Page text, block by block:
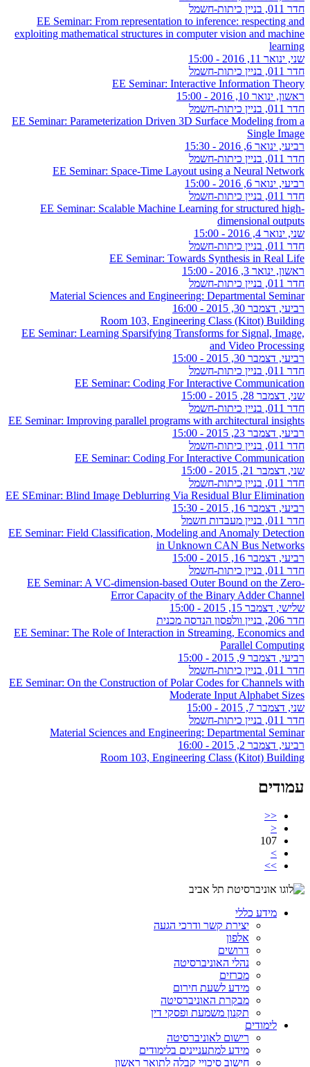
חדר 011, בניין כיתות-חשמל
EE Seminar: From representation to inference: respecting and
exploiting mathematical structures in computer vision and machine
learning
שני, ינואר 11, 2016 - 15:00
חדר 011, בניין כיתות-חשמל
EE Seminar: Interactive Information Theory
ראשון, ינואר 10, 2016 - 15:00
חדר 011, בניין כיתות-חשמל
EE Seminar: Parameterization Driven 3D Surface Modeling from a
Single Image
רביעי, ינואר 6, 2016 - 15:30
חדר 011, בניין כיתות-חשמל
EE Seminar: Space-Time Layout using a Neural Network
רביעי, ינואר 6, 2016 - 15:00
חדר 011, בניין כיתות-חשמל
EE Seminar: Scalable Machine Learning for structured high-
dimensional outputs
שני, ינואר 4, 2016 - 15:00
חדר 011, בניין כיתות-חשמל
EE Seminar: Towards Synthesis in Real Life
ראשון, ינואר 3, 2016 - 15:00
חדר 011, בניין כיתות-חשמל
Material Sciences and Engineering: Departmental Seminar
רביעי, דצמבר 30, 2015 - 16:00
Room 103, Engineering Class (Kitot) Building
EE Seminar: Learning Sparsifying Transforms for Signal, Image,
and Video Processing
רביעי, דצמבר 30, 2015 - 15:00
חדר 011, בניין כיתות-חשמל
EE Seminar: Coding For Interactive Communication
שני, דצמבר 28, 2015 - 15:00
חדר 011, בניין כיתות-חשמל
EE Seminar: Improving parallel programs with architectural insights
רביעי, דצמבר 23, 2015 - 15:00
חדר 011, בניין כיתות-חשמל
EE Seminar: Coding For Interactive Communication
שני, דצמבר 21, 2015 - 15:00
חדר 011, בניין כיתות-חשמל
EE SEminar: Blind Image Deblurring Via Residual Blur Elimination
רביעי, דצמבר 16, 2015 - 15:30
חדר 011, בניין מעבדות חשמל
EE Seminar: Field Classification, Modeling and Anomaly Detection
in Unknown CAN Bus Networks
רביעי, דצמבר 16, 2015 - 15:00
חדר 011, בניין כיתות-חשמל
EE Seminar: A VC-dimension-based Outer Bound on the Zero-
Error Capacity of the Binary Adder Channel
שלישי, דצמבר 15, 2015 - 15:00
חדר 206, בניין וולפסון הנדסה מכנית
EE Seminar: The Role of Interaction in Streaming, Economics and
Parallel Computing
רביעי, דצמבר 9, 2015 - 15:00
חדר 011, בניין כיתות-חשמל
EE Seminar: On the Construction of Polar Codes for Channels with
Moderate Input Alphabet Sizes
שני, דצמבר 7, 2015 - 15:00
חדר 011, בניין כיתות-חשמל
Material Sciences and Engineering: Departmental Seminar
רביעי, דצמבר 2, 2015 - 16:00
Room 103, Engineering Class (Kitot) Building
עמודים
<<
<
107
>
>>
מידע כללי
יצירת קשר ודרכי הגעה
אלפון
דרושים
נהלי האוניברסיטה
מכרזים
מידע לשעת חירום
מבקרת האוניברסיטה
תקנון משמעת ופסקי דין
לימודים
רישום לאוניברסיטה
מידע למתעניינים בלימודים
חישוב סיכויי קבלה לתואר ראשון